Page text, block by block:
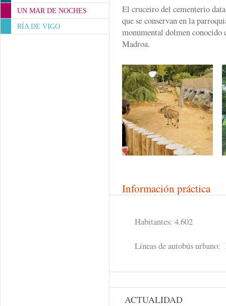
UN MAR DE NOCHES
RÍA DE VIGO
El cruceiro del cementerio
que se conservan en la
monumental dolmen conocido
Madroa.
Información práctica
Habitantes: 4.602
Líneas de autobús urbano:
ACTUALIDAD